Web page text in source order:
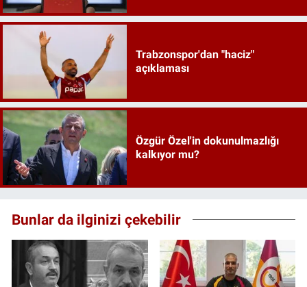
Trabzonspor'dan "haciz"
açıklaması
Özgür Özel'in dokunulmazlığı
kalkıyor mu?
Bunlar da ilginizi çekebilir